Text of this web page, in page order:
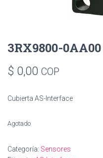
3RX9800-0AA00
$ 0,00 COP
Cubierta AS-Interface
Agotado
Categoría: Sensores